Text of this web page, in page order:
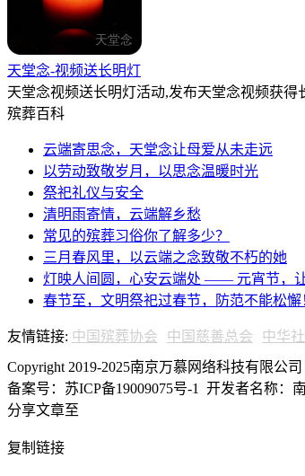
天堂念-视频送长明灯
天堂念视频送长明灯活动,发布天堂念视频获
殡葬百科
云端寄思念，天堂念让母爱从未走远
以劳动致敬岁月，以思念温暖时光
祭祀礼仪与安全
清明雨寄情，云端解乡愁
常见的殡葬习俗你了解多少？
三月春风里，以云端之念致敬不朽的她
灯映人间圆，心安云端处 —— 元宵节，
春节至，文明祭祀过春节，防范不能松懈
友情链接: 中国殡葬协会 中国慈善总会 中华
Copyright 2019-2025南京万慕网络科技有限公
备案号：苏ICP备19009075号-1
开发者名称：
分享文章至
复制链接